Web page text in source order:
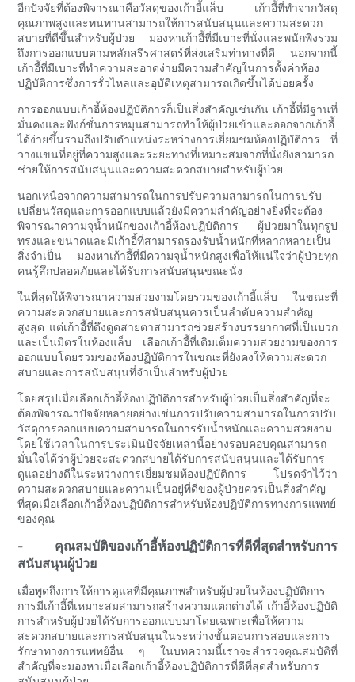
อีกปัจจัยที่ต้องพิจารณาคือวัสดุของเก้าอี้แล็บ เก้าอี้ที่ทำจากวัสดุ
คุณภาพสูงและทนทานสามารถให้การสนับสนุนและความสะดวก
สบายที่ดีขึ้นสำหรับผู้ป่วย มองหาเก้าอี้ที่มีเบาะที่นั่งและพนักพิงรวม
ถึงการออกแบบตามหลักสรีรศาสตร์ที่ส่งเสริมท่าทางที่ดี นอกจากนี้
เก้าอี้ที่มีเบาะที่ทำความสะอาดง่ายมีความสำคัญในการตั้งค่าห้อง
ปฏิบัติการซึ่งการรั่วไหลและอุบัติเหตุสามารถเกิดขึ้นได้บ่อยครั้ง
การออกแบบเก้าอี้ห้องปฏิบัติการก็เป็นสิ่งสำคัญเช่นกัน เก้าอี้ที่มีฐานที่
มั่นคงและฟังก์ชั่นการหมุนสามารถทำให้ผู้ป่วยเข้าและออกจากเก้าอี้
ได้ง่ายขึ้นรวมถึงปรับตำแหน่งระหว่างการเยี่ยมชมห้องปฏิบัติการ ที่
วางแขนที่อยู่ที่ความสูงและระยะทางที่เหมาะสมจากที่นั่งยังสามารถ
ช่วยให้การสนับสนุนและความสะดวกสบายสำหรับผู้ป่วย
นอกเหนือจากความสามารถในการปรับความสามารถในการปรับ
เปลี่ยนวัสดุและการออกแบบแล้วยังมีความสำคัญอย่างยิ่งที่จะต้อง
พิจารณาความจุน้ำหนักของเก้าอี้ห้องปฏิบัติการ ผู้ป่วยมาในทุกรูป
ทรงและขนาดและมีเก้าอี้ที่สามารถรองรับน้ำหนักที่หลากหลายเป็น
สิ่งจำเป็น มองหาเก้าอี้ที่มีความจุน้ำหนักสูงเพื่อให้แน่ใจว่าผู้ป่วยทุก
คนรู้สึกปลอดภัยและได้รับการสนับสนุนขณะนั่ง
ในที่สุดให้พิจารณาความสวยงามโดยรวมของเก้าอี้แล็บ ในขณะที่
ความสะดวกสบายและการสนับสนุนควรเป็นลำดับความสำคัญ
สูงสุด แต่เก้าอี้ที่ดึงดูดสายตาสามารถช่วยสร้างบรรยากาศที่เป็นบวก
และเป็นมิตรในห้องแล็บ เลือกเก้าอี้ที่เติมเต็มความสวยงามของการ
ออกแบบโดยรวมของห้องปฏิบัติการในขณะที่ยังคงให้ความสะดวก
สบายและการสนับสนุนที่จำเป็นสำหรับผู้ป่วย
โดยสรุปเมื่อเลือกเก้าอี้ห้องปฏิบัติการสำหรับผู้ป่วยเป็นสิ่งสำคัญที่จะ
ต้องพิจารณาปัจจัยหลายอย่างเช่นการปรับความสามารถในการปรับ
วัสดุการออกแบบความสามารถในการรับน้ำหนักและความสวยงาม
โดยใช้เวลาในการประเมินปัจจัยเหล่านี้อย่างรอบคอบคุณสามารถ
มั่นใจได้ว่าผู้ป่วยจะสะดวกสบายได้รับการสนับสนุนและได้รับการ
ดูแลอย่างดีในระหว่างการเยี่ยมชมห้องปฏิบัติการ โปรดจำไว้ว่า
ความสะดวกสบายและความเป็นอยู่ที่ดีของผู้ป่วยควรเป็นสิ่งสำคัญ
ที่สุดเมื่อเลือกเก้าอี้ห้องปฏิบัติการสำหรับห้องปฏิบัติการทางการแพทย์
ของคุณ
- คุณสมบัติของเก้าอี้ห้องปฏิบัติการที่ดีที่สุดสำหรับการ
สนับสนุนผู้ป่วย
เมื่อพูดถึงการให้การดูแลที่มีคุณภาพสำหรับผู้ป่วยในห้องปฏิบัติการ
การมีเก้าอี้ที่เหมาะสมสามารถสร้างความแตกต่างได้ เก้าอี้ห้องปฏิบัติ
การสำหรับผู้ป่วยได้รับการออกแบบมาโดยเฉพาะเพื่อให้ความ
สะดวกสบายและการสนับสนุนในระหว่างขั้นตอนการสอบและการ
รักษาทางการแพทย์อื่น ๆ ในบทความนี้เราจะสำรวจคุณสมบัติที่
สำคัญที่จะมองหาเมื่อเลือกเก้าอี้ห้องปฏิบัติการที่ดีที่สุดสำหรับการ